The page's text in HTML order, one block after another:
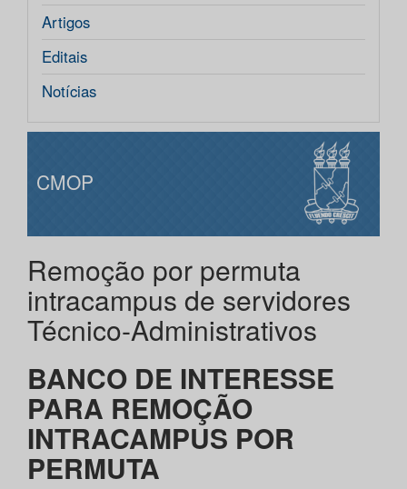
Artigos
Editais
Notícias
CMOP
Remoção por permuta
intracampus de servidores
Técnico-Administrativos
BANCO DE INTERESSE
PARA REMOÇÃO
INTRACAMPUS POR
PERMUTA